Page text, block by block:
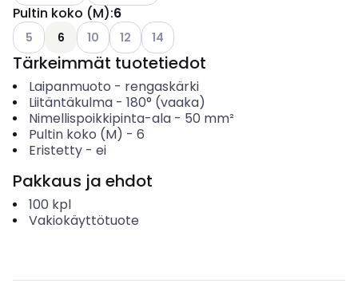
Pultin koko (M):6
Katso käytettävissä olevat vaihtoehdot
5 6 Katso käytettävissä olevat vaihtoehdot
10 Katso käytettävissä olevat vaihtoehdot
12 Katso käytettävissä olevat
14
Tärkeimmät tuotetiedot
Laipanmuoto - rengaskärki
Liitäntäkulma- 180° (vaaka)
Nimellispoikkipinta-ala- 50 mm²
Pultin koko (M) - 6
Eristetty- ei
Pakkaus ja ehdot
100 kpl
Vakiokäyttötuote